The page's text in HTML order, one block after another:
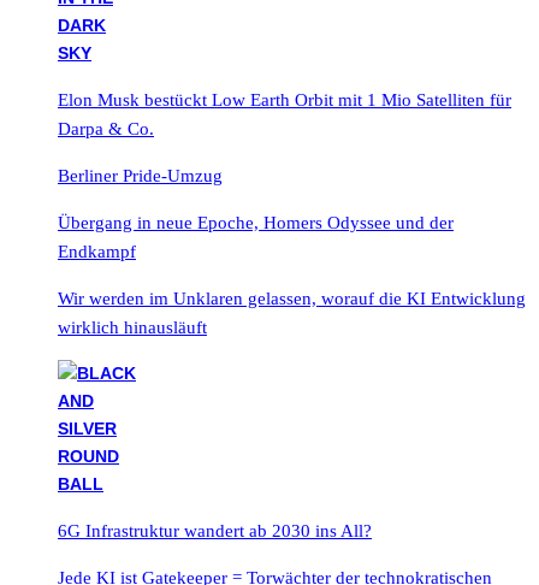
Elon Musk bestückt Low Earth Orbit mit 1 Mio Satelliten für
Darpa & Co.
Berliner Pride-Umzug
Übergang in neue Epoche, Homers Odyssee und der
Endkampf
Wir werden im Unklaren gelassen, worauf die KI Entwicklung
wirklich hinausläuft
6G Infrastruktur wandert ab 2030 ins All?
Jede KI ist Gatekeeper = Torwächter der technokratischen